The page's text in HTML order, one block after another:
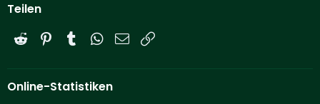
Teilen
Reddit PinterestTumblrWhatsApp
E-Mail
Online-Statistiken